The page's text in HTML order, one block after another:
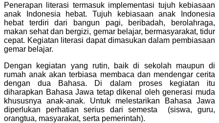
Penerapan literasi termasuk implementasi tujuh kebiasaan
anak Indonesia hebat. Tujuh kebiasaan anak Indonesia
hebat terdiri dari bangun pagi, beribadah, berolahraga,
makan sehat dan bergizi, gemar belajar, bermasyarakat, tidur
cepat. Kegiatan literasi dapat dimasukan dalam pembiasaan
gemar belajar.
Dengan kegiatan yang rutin, baik di sekolah maupun di
rumah anak akan terbiasa membaca dan mendengar cerita
dengan dua Bahasa. Di dalam proses kegiatan itu
diharapkan Bahasa Jawa tetap dikenal oleh generasi muda
khususnya anak-anak. Untuk melestarikan Bahasa Jawa
diperlukan perhatian serius dari semesta (siswa, guru,
orangtua, masyarakat, serta pemerintah).